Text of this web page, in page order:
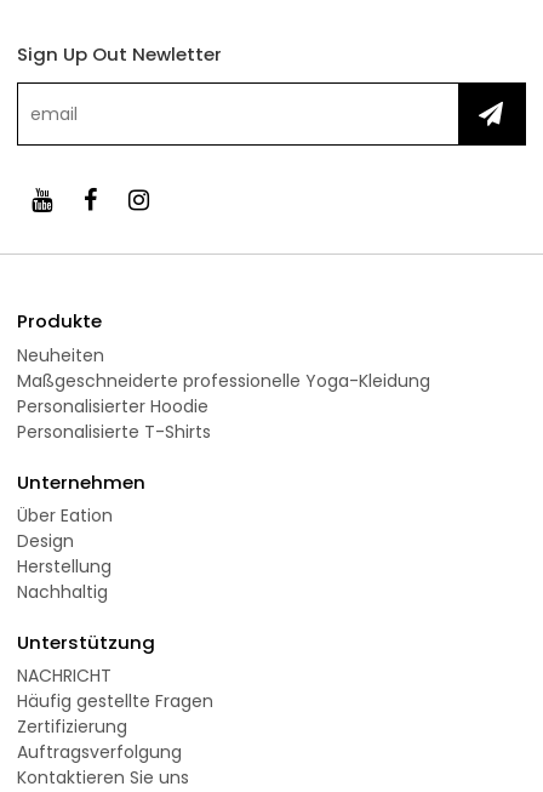
Sign Up Out Newletter
Produkte
Neuheiten
Maßgeschneiderte professionelle Yoga-Kleidung
Personalisierter Hoodie
Personalisierte T-Shirts
Unternehmen
Über Eation
Design
Herstellung
Nachhaltig
Unterstützung
NACHRICHT
Häufig gestellte Fragen
Zertifizierung
Auftragsverfolgung
Kontaktieren Sie uns